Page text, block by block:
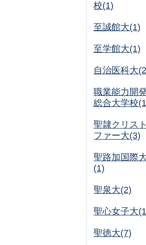
校(1)
至誠館大(1)
至学館大(1)
自治医科大
職業能力開
総合大学校
聖隷クリスト
ファー大(3)
聖路加国際
(1)
聖泉大(2)
聖心女子大
聖徳大(7)